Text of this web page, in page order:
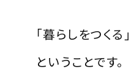
「暮らしをつくる」
ということです。